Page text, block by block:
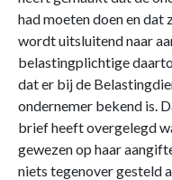
had moeten doen en dat
wordt uitsluitend naar
belastingplichtige
dat er bij de
ondernemer bekend is.
brief heeft overgelegd
gewezen op haar
niets tegenover gesteld